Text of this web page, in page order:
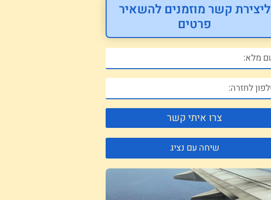
ליצירת קשר מוזמנים להשאיר
פרטים
צרו איתי קשר
שיחה עם נציג